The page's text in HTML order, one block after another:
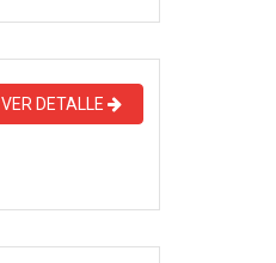
VER DETALLE